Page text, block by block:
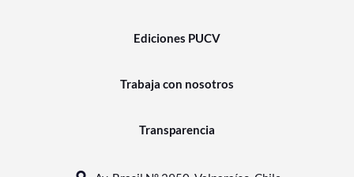
Ediciones PUCV
Trabaja con nosotros
Transparencia